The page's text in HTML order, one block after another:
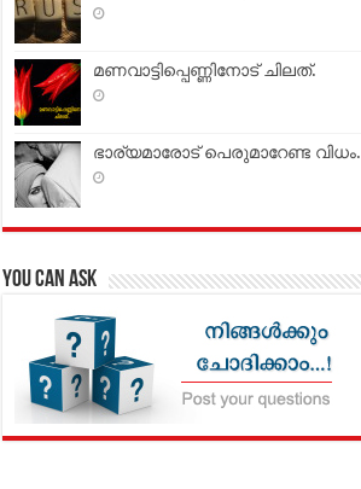
മണവാട്ടിപ്പെണ്ണിനോട് ചിലത്.
ഭാര്യമാരോട് പെരുമാറേണ്ട വിധം.
You can Ask